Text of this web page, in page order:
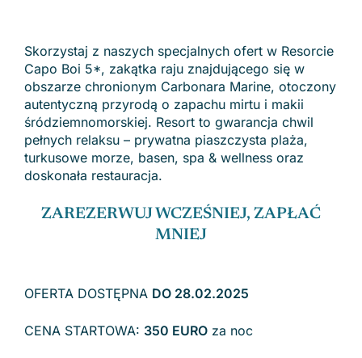
Skorzystaj z naszych specjalnych ofert w Resorcie
Capo Boi 5*, zakątka raju znajdującego się w
obszarze chronionym Carbonara Marine, otoczony
autentyczną przyrodą o zapachu mirtu i makii
śródziemnomorskiej. Resort to gwarancja chwil
pełnych relaksu – prywatna piaszczysta plaża,
turkusowe morze, basen, spa & wellness oraz
doskonała restauracja.
ZAREZERWUJ WCZEŚNIEJ, ZAPŁAĆ
MNIEJ
OFERTA DOSTĘPNA DO 28.02.2025
CENA STARTOWA: 350 EURO za noc